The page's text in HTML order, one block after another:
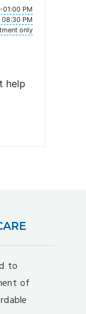
01:00 PM
PM
only
help
to
of